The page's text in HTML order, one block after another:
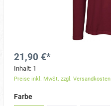
21,90 €*
Inhalt: 1
Preise inkl. MwSt. zzgl. Versandkosten
Farbe